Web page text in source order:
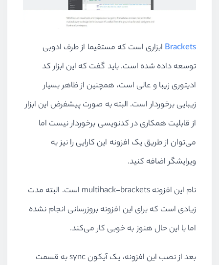
Brackets ابزاری است که مستقیما از طرف ادوبی
توسعه داده شده است. باید گفت که این ابزار کد
ادیتوری زیبا و عالی است، همچنین از ظاهر بسیار
زیبایی برخوردار است. البته به صورت پیشفرض این ابزار
از قابلیت همکاری در کدنویسی برخوردار نیست اما
می‌توان از طریق یک افزونه این کارایی را نیز به
ویرایشگر اضافه کنید.
نام این افزونه multihack-brackets است. البته مدت
زیادی است که برای این افزونه بروزرسانی انجام نشده
اما با این حال هنوز به خوبی کار می‌کند.
بعد از نصب این افزونه، یک آیکون sync به قسمت